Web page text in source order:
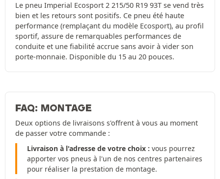
Le pneu Imperial Ecosport 2 215/50 R19 93T se vend très
bien et les retours sont positifs. Ce pneu été haute
performance (remplaçant du modèle Ecosport), au profil
sportif, assure de remarquables performances de
conduite et une fiabilité accrue sans avoir à vider son
porte-monnaie. Disponible du 15 au 20 pouces.
FAQ: MONTAGE
Deux options de livraisons s'offrent à vous au moment
de passer votre commande :
Livraison à l'adresse de votre choix : vous pourrez
apporter vos pneus à l'un de nos centres partenaires
pour réaliser la prestation de montage.